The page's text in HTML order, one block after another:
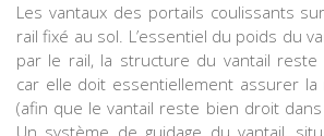
Les vantaux des portails coulissants
rail fixé au sol. L’essentiel du poids du
par le rail, la structure du vantail reste
car elle doit essentiellement assurer la
(afin que le vantail reste bien droit